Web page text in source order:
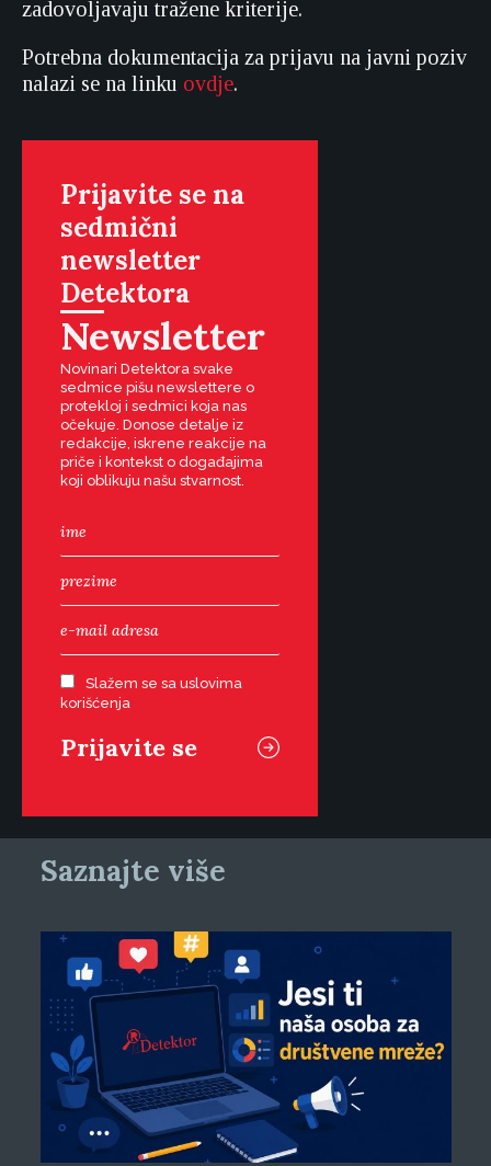
zadovoljavaju tražene kriterije.
Potrebna dokumentacija za prijavu na javni poziv
nalazi se na linku ovdje.
Prijavite se na
sedmični
newsletter
Detektora
Newsletter
Novinari Detektora svake
sedmice pišu newslettere o
protekloj i sedmici koja nas
očekuje. Donose detalje iz
redakcije, iskrene reakcije na
priče i kontekst o događajima
koji oblikuju našu stvarnost.
Slažem se sa uslovima
korišćenja
Saznajte više